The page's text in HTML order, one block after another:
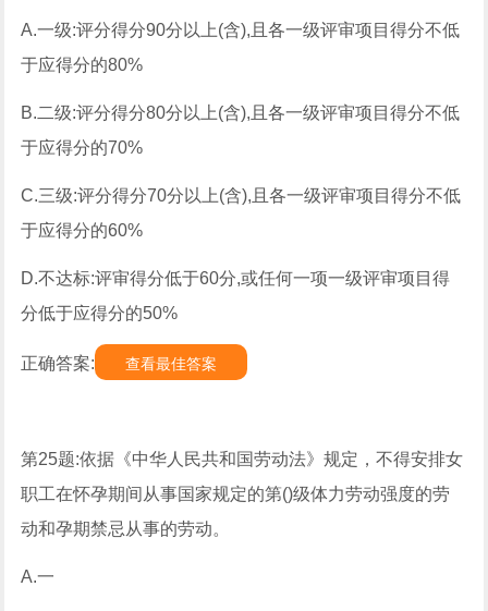
A.一级:评分得分90分以上(含),且各一级评审项目得分不低
于应得分的80%
B.二级:评分得分80分以上(含),且各一级评审项目得分不低
于应得分的70%
C.三级:评分得分70分以上(含),且各一级评审项目得分不低
于应得分的60%
D.不达标:评审得分低于60分,或任何一项一级评审项目得
分低于应得分的50%
正确答案: 查看最佳答案
第25题:依据《中华人民共和国劳动法》规定，不得安排女
职工在怀孕期间从事国家规定的第()级体力劳动强度的劳
动和孕期禁忌从事的劳动。
A.一